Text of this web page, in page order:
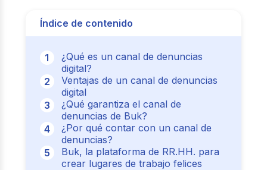
Índice de contenido
¿Qué es un canal de denuncias
digital?
Ventajas de un canal de denuncias
digital
¿Qué garantiza el canal de
denuncias de Buk?
¿Por qué contar con un canal de
denuncias?
Buk, la plataforma de RR.HH. para
crear lugares de trabajo felices